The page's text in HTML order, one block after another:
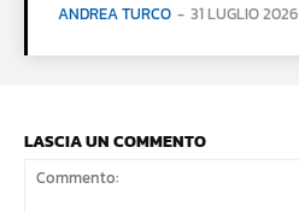
ANDREA TURCO - 31 LUGLIO 2026
LASCIA UN COMMENTO